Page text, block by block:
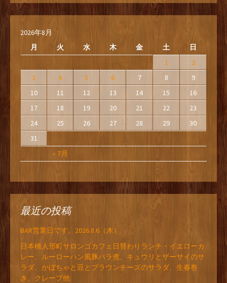
2026年8月
月
火 水 木 金 土 日
« 7月
1
2
3
4 5 6 7 8
9
10
11 12 13 14 15
16
17
18 19 20 21 22
23
24
25 26 27 28 29
30
31
最近の投稿
BAR営業日です。2026.8.6（木）
日本橋人形町サロンゴカフェ日替わりランチ・イエローカ
レー、ルーローハン風豚バラ煮、キュウリとザーサイのサ
ラダ、かぼちゃと豆とブラウンチーズのサラダ、生春巻
き、クレープ他